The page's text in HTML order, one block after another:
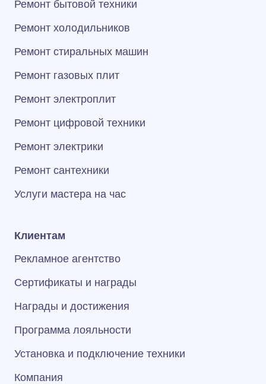
Ремонт бытовой техники
Ремонт холодильников
Ремонт стиральных машин
Ремонт газовых плит
Ремонт электроплит
Ремонт цифровой техники
Ремонт электрики
Ремонт сантехники
Услуги мастера на час
Клиентам
Рекламное агентство
Сертификаты и награды
Награды и достижения
Программа лояльности
Установка и подключение техники
Компания